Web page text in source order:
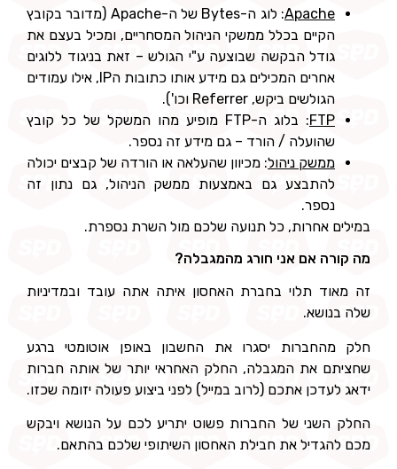
Apache
: לוג ה-Bytes של ה-Apache (מדובר בקובץ
הקיים בכלל ממשקי הניהול המסחריים, ומכיל בעצם את
גודל הבקשה שבוצעה ע"י הגולש – זאת בניגוד ללוגים
אחרים המכילים גם מידע אותו כתובות הIP, אילו עמודים
הגולשים ביקש, Referrer וכו').
FTP
: בלוג ה-FTP מופיע מהו המשקל של כל קובץ
שהועלה / הורד – גם מידע זה נספר.
ממשק ניהול: מכיוון שהעלאה או הורדה של קבצים יכולה
להתבצע גם באמצעות ממשק הניהול, גם נתון זה
נספר.
במילים אחרות, כל תנועה שלכם מול השרת נספרת.
מה קורה אם אני חורג מהמגבלה?
זה מאוד תלוי בחברת האחסון איתה אתה עובד ובמדיניות
שלה בנושא.
חלק מהחברות יסגרו את החשבון באופן אוטומטי ברגע
שחציתם את המגבלה, החלק האחראי יותר של אותה חברות
ידאג לעדכן אתכם (לרוב במייל) לפני ביצוע פעולה יזומה שכזו.
החלק השני של החברות פשוט יתריע לכם על הנושא ויבקש
מכם להגדיל את חבילת האחסון השיתופי שלכם בהתאם.